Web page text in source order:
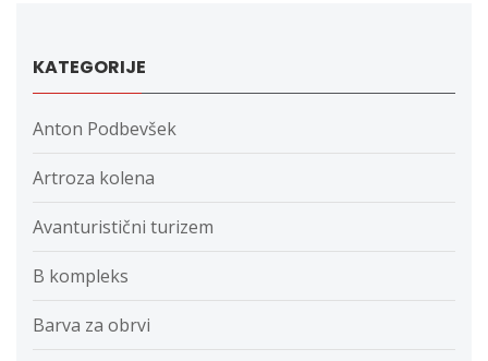
KATEGORIJE
Anton Podbevšek
Artroza kolena
Avanturistični turizem
B kompleks
Barva za obrvi